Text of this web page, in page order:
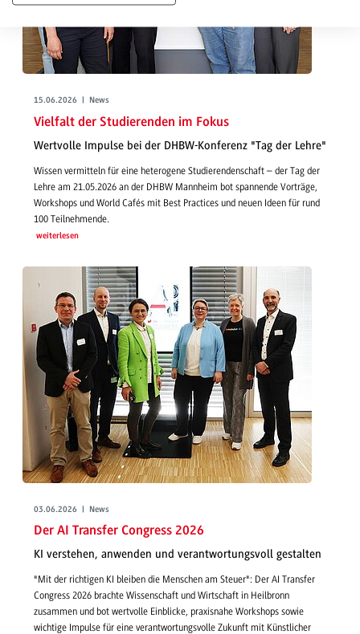
15.06.2026 | News
Vielfalt der Studierenden im Fokus
Wertvolle Impulse bei der DHBW-Konferenz "Tag der Lehre"
Wissen vermitteln für eine heterogene Studierendenschaft – der Tag der
Lehre am 21.05.2026 an der DHBW Mannheim bot spannende Vorträge,
Workshops und World Cafés mit Best Practices und neuen Ideen für rund
100 Teilnehmende.
weiterlesen
03.06.2026 | News
Der AI Transfer Congress 2026
KI verstehen, anwenden und verantwortungsvoll gestalten
"Mit der richtigen KI bleiben die Menschen am Steuer": Der AI Transfer
Congress 2026 brachte Wissenschaft und Wirtschaft in Heilbronn
zusammen und bot wertvolle Einblicke, praxisnahe Workshops sowie
wichtige Impulse für eine verantwortungsvolle Zukunft mit Künstlicher